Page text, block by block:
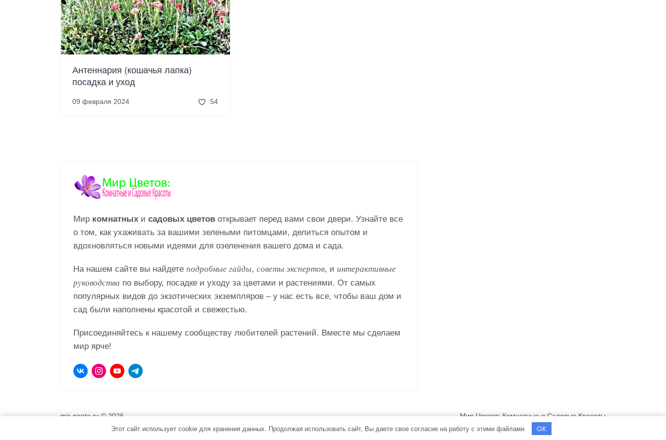
Антеннария (кошачья лапка)
посадка и уход
09 февраля 2024 54
Мир комнатных исадовых цветов открывает перед вами свои двери. Узнайте все
о том, как ухаживать за вашими зелеными питомцами, делиться опытом и
вдохновляться новыми идеями для озеленения вашего дома и сада.
На нашем сайте вы найдетеподробные гайды,советы экспертов, и интерактивные
руководства по выбору, посадке и уходу за цветами и растениями. От самых
популярных видов до экзотических экземпляров – у нас есть все, чтобы ваш дом и
сад были наполнены красотой и свежестью.
Присоединяйтесь к нашему сообществу любителей растений. Вместе мы сделаем
мир ярче!
mir-poeta.ru ©2026 Мир Цветов: Комнатные и Садовые Красоты
Этот сайт использует cookie для хранения данных. Продолжая использовать сайт, Вы даете свое согласие на работу с этими файлами. OK